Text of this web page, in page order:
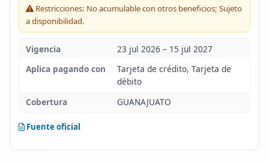
Restricciones: No acumulable con otros beneficios; Sujeto
a disponibilidad.
Vigencia
23 jul 2026 – 15 jul 2027
Aplica pagando con
Tarjeta de crédito, Tarjeta de
débito
Cobertura
GUANAJUATO
Fuente oficial